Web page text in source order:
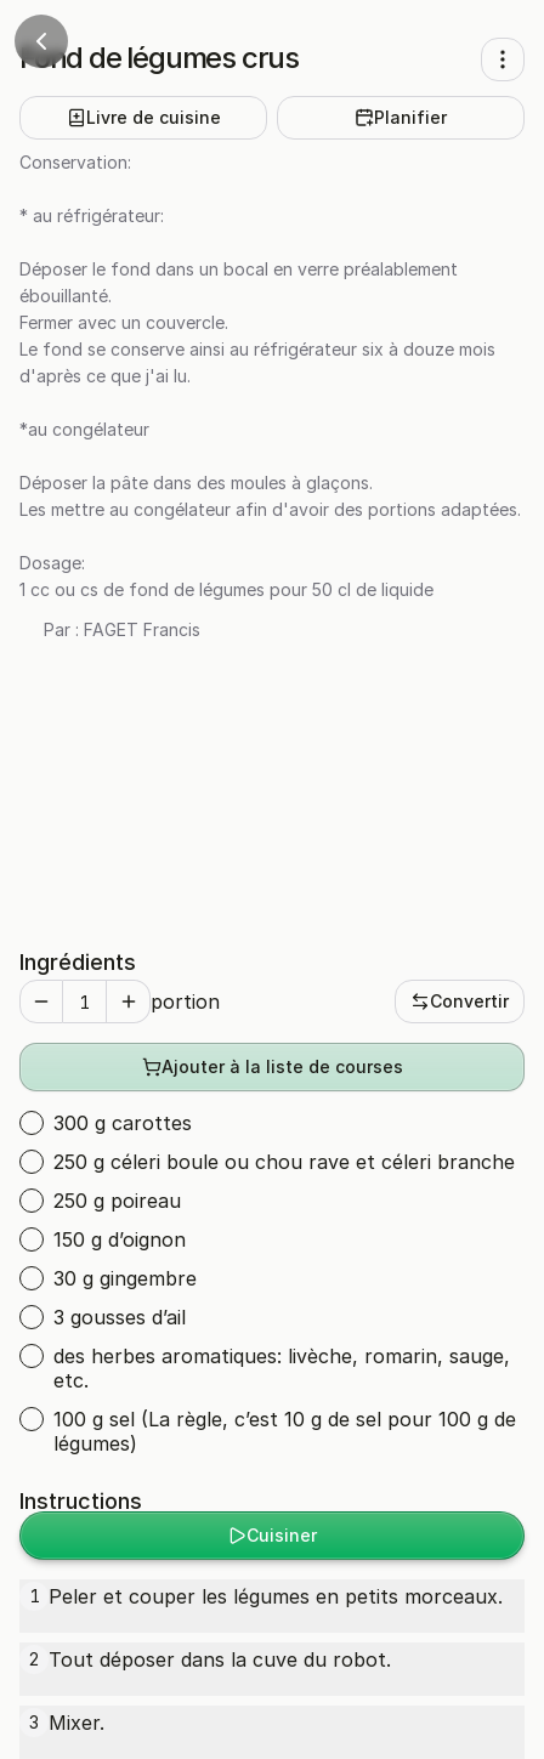
Fond de légumes crus
Livre de cuisine Planifier
Conservation:
* au réfrigérateur:
Déposer le fond dans un bocal en verre préalablement
ébouillanté.
Fermer avec un couvercle.
Le fond se conserve ainsi au réfrigérateur six à douze mois
d'après ce que j'ai lu.
*au congélateur
Déposer la pâte dans des moules à glaçons.
Les mettre au congélateur afin d'avoir des portions adaptées.
Dosage:
1 cc ou cs de fond de légumes pour 50 cl de liquide
Par : FAGET Francis
Ingrédients
portion Convertir
Ajouter à la liste de courses
300 g carottes
250 g céleri boule ou chou rave et céleri branche
250 g poireau
150 g d’oignon
30 g gingembre
3 gousses d’ail
des herbes aromatiques: livèche, romarin, sauge,
etc.
100 g sel (La règle, c’est 10 g de sel pour 100 g de
légumes)
Instructions
Cuisiner
1 Peler et couper les légumes en petits morceaux.
2 Tout déposer dans la cuve du robot.
3 Mixer.